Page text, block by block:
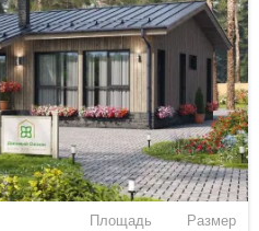
Площадь Размер